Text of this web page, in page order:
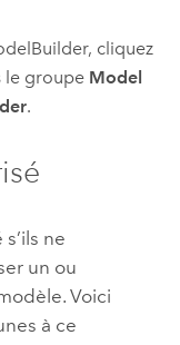
, cliquez
le groupe Model
.
ne
un ou
Voici
à ce